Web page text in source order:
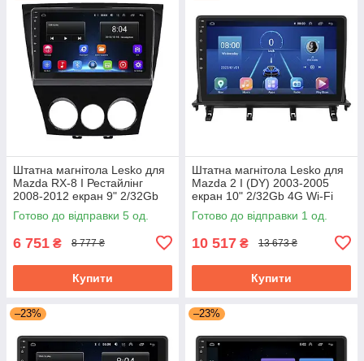
Штатна магнітола Lesko для
Mazda RX-8 I Рестайлінг
2008-2012 екран 9" 2/32Gb
Wi-Fi GPS Base Мазда
Готово до відправки 5 од.
6 751 ₴ 8 777 ₴
Купити
Штатна магнітола Lesko для
Mazda 2 I (DY) 2003-2005
екран 10" 2/32Gb 4G Wi-Fi
GPS Top Мазда
Готово до відправки 1 од.
10 517 ₴ 13 673 ₴
Купити
–23% –23%